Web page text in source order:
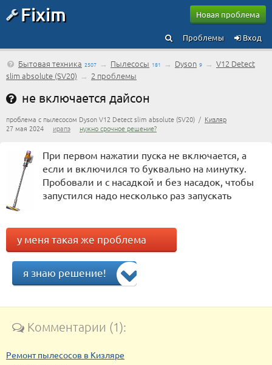
Fixim Новая проблема
Вход
Проблемы
Бытовая техника 2507 → Пылесосы 181 → Dyson 9 → V12 Detect
slim absolute (SV20) → 2 проблемы
не включается дайсон
проблема с пылесосом Dyson V12 Detect slim absolute (SV20) / Кизляр
27 мая 2024 ирапэ нужно срочное решение?
При первом нажатии пуска не включается, а
если и включился то буквально на минутку.
Пробовали и с насадкой и без насадок, чтобы
запустился надо несколько раз запускать
у меня такая же проблема
я знаю решение!
Комментарии (1):
Ремонт пылесосов в Кизляре